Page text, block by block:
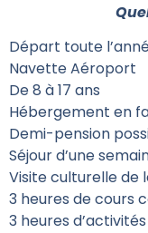
Départ toute
Navette Aéroport
De 8 à 17 ans
Hébergement en
Demi-pension
Séjour d’une
Visite culturelle de
3 heures de cours
3 heures